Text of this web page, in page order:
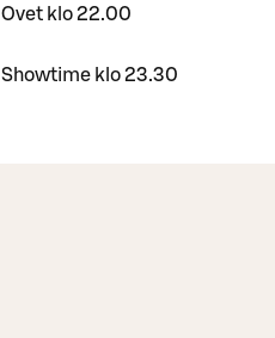
Ovet klo 22.00
Showtime klo 23.30